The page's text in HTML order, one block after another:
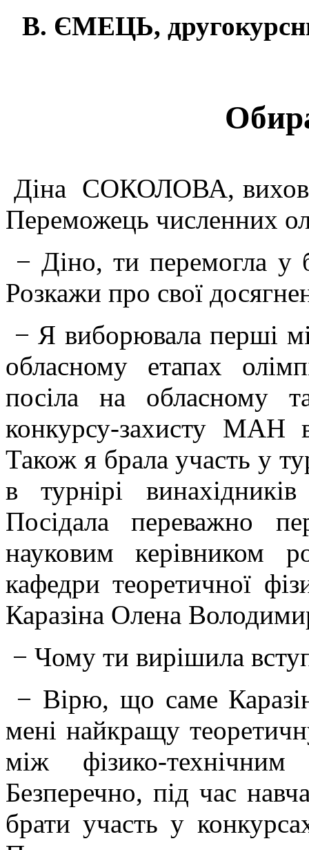
В. ЄМЕЦЬ,
Діна СОКОЛОВА,
Переможець численних
− Діно, ти перемогла у
Розкажи про свої
− Я виборювала перші
обласному етапах
посіла на обласному
конкурсу-захисту МАН
Також я брала участь у
в турнірі
Посідала переважно
науковим
кафедри теоретичної
Каразіна Олена
− Чому ти вирішила
− Вірю, що саме
мені найкращу
між фізико-
Безперечно, під час
брати участь у